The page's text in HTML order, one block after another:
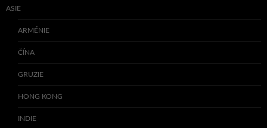
ASIE
ARMÉNIE
ČÍNA
GRUZIE
HONG KONG
INDIE